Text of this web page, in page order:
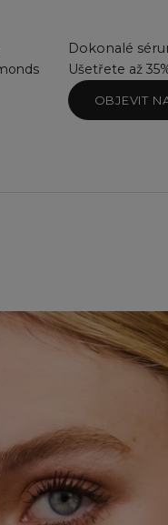
Dokonalé
Ušetřete až
OBJEVIT